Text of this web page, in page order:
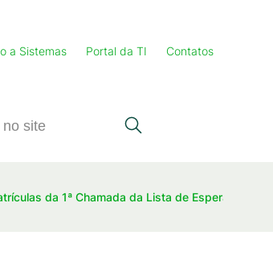
a Sistemas Portal da TI Contatos
da 1ª Chamada da Lista de Espera do